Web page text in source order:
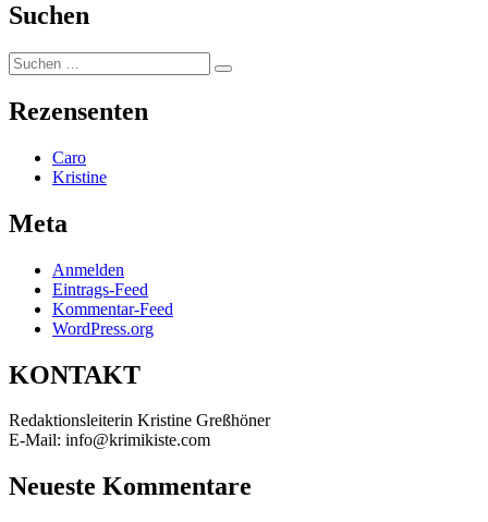
Suchen
Suchen
nach:
Suchen
Rezensenten
Caro
Kristine
Meta
Anmelden
Eintrags-Feed
Kommentar-Feed
WordPress.org
KONTAKT
Redaktionsleiterin Kristine Greßhöner
E-Mail: info@krimikiste.com
Neueste Kommentare